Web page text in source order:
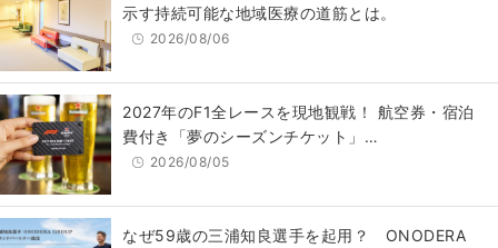
示す持続可能な地域医療の道筋とは。
2026/08/06
2027年のF1全レースを現地観戦！ 航空券・宿泊
費付き「夢のシーズンチケット」…
2026/08/05
なぜ59歳の三浦知良選手を起用？ ONODERA